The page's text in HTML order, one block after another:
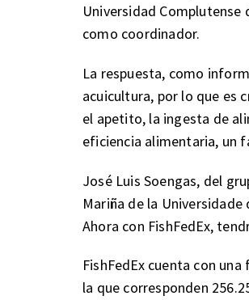
Universidad Complutense
como coordinador.
La respuesta, como
acuicultura, por lo que es
el apetito, la ingesta de
eficiencia alimentaria, un
José Luis Soengas, del
Mariña de la
Ahora con FishFedEx,
FishFedEx cuenta con
la que corresponden